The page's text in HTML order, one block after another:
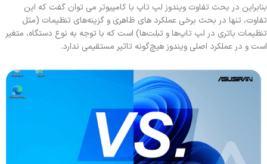
بنابراین در بحث تفاوت ویندوز لپ تاپ با کامپیوتر می توان گفت که این
تفاوت، تنها در بحث برخی عملکرد های ظاهری و گزینه‌های تنظیمات (مثل
تنظیمات باتری در لپ تاپ‌ها و تبلت‌ها) است که با توجه به نوع دستگاه، متغیر
است و در عملکرد اصلی ویندوز هیچ‌گونه تاثیر مستقیمی ندارد.